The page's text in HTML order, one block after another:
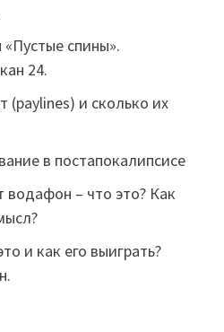
спины».
24.
(paylines) и сколько их
в постапокалипсисе
водафон – что это? Как
и как его выиграть?